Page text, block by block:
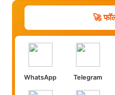
🚀
WhatsApp Telegram